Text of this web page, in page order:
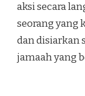
aksi secara
seorang yang
dan disiarkan
jamaah yang